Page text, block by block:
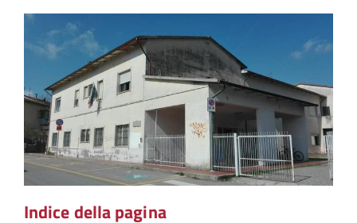
Indice della pagina